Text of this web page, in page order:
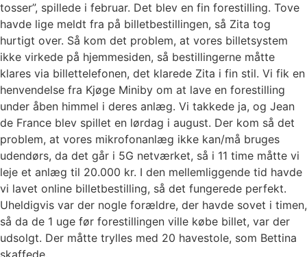
tosser”, spillede i februar. Det blev en fin forestilling. Tove
havde lige meldt fra på billetbestillingen, så Zita tog
hurtigt over. Så kom det problem, at vores billetsystem
ikke virkede på hjemmesiden, så bestillingerne måtte
klares via billettelefonen, det klarede Zita i fin stil. Vi fik en
henvendelse fra Kjøge Miniby om at lave en forestilling
under åben himmel i deres anlæg. Vi takkede ja, og Jean
de France blev spillet en lørdag i august. Der kom så det
problem, at vores mikrofonanlæg ikke kan/må bruges
udendørs, da det går i 5G netværket, så i 11 time måtte vi
leje et anlæg til 20.000 kr. I den mellemliggende tid havde
vi lavet online billetbestilling, så det fungerede perfekt.
Uheldigvis var der nogle forældre, der havde sovet i timen,
så da de 1 uge før forestillingen ville købe billet, var der
udsolgt. Der måtte trylles med 20 havestole, som Bettina